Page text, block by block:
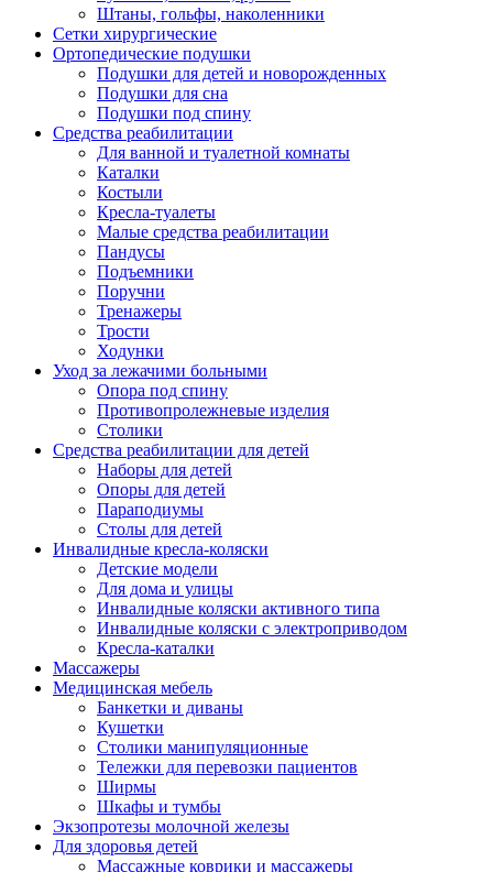
Штаны, гольфы, наколенники
Сетки хирургические
Ортопедические подушки
Подушки для детей и новорожденных
Подушки для сна
Подушки под спину
Средства реабилитации
Для ванной и туалетной комнаты
Каталки
Костыли
Кресла-туалеты
Малые средства реабилитации
Пандусы
Подъемники
Поручни
Тренажеры
Трости
Ходунки
Уход за лежачими больными
Опора под спину
Противопролежневые изделия
Столики
Средства реабилитации для детей
Наборы для детей
Опоры для детей
Параподиумы
Столы для детей
Инвалидные кресла-коляски
Детские модели
Для дома и улицы
Инвалидные коляски активного типа
Инвалидные коляски с электроприводом
Кресла-каталки
Массажеры
Медицинская мебель
Банкетки и диваны
Кушетки
Столики манипуляционные
Тележки для перевозки пациентов
Ширмы
Шкафы и тумбы
Экзопротезы молочной железы
Для здоровья детей
Массажные коврики и массажеры